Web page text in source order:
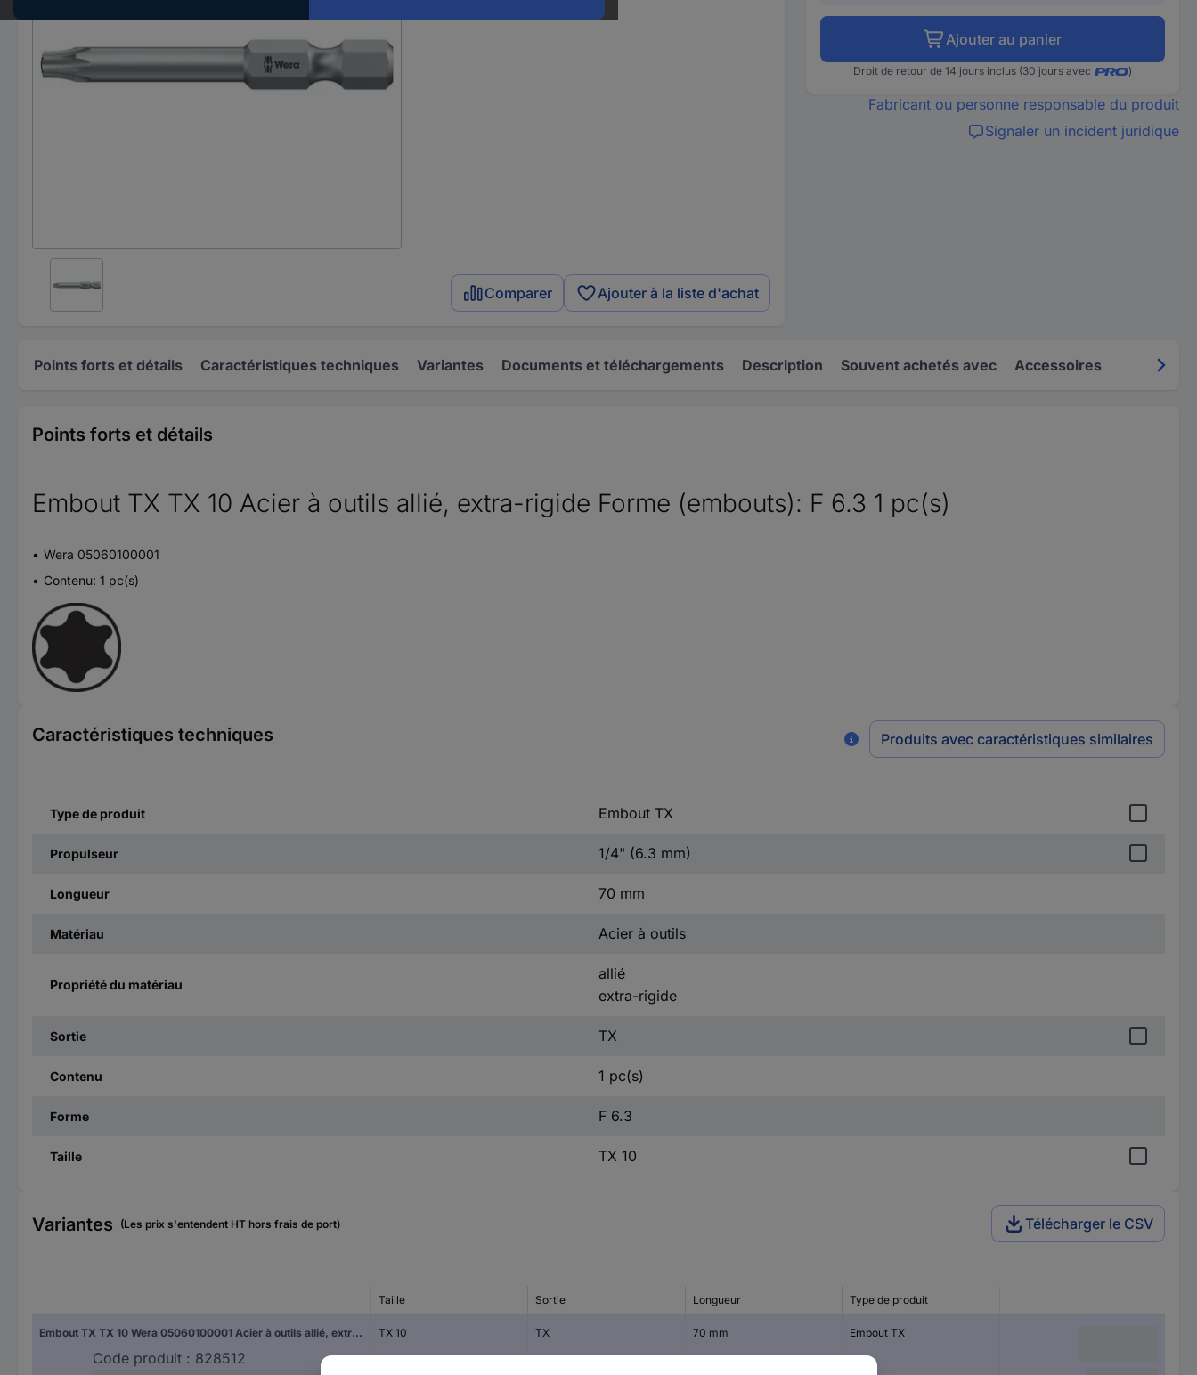
Comparer Ajouter à la liste d'achat
Ajouter au panier
Droit de retour de 14 jours inclus (30 jours avec )
Fabricant ou personne responsable du produit
Signaler un incident juridique
Points forts et détails Caractéristiques techniques Variantes Documents et téléchargements Description Souvent achetés avec Accessoires
Points forts et détails
Embout TX TX 10 Acier à outils allié, extra-rigide Forme (embouts): F 6.3 1 pc(s)
Wera 05060100001
Contenu: 1 pc(s)
Caractéristiques techniques Produits avec caractéristiques similaires
Type de produit Embout TX
Propulseur 1/4" (6.3 mm)
Longueur 70 mm
Matériau Acier à outils
Propriété du matériau
allié
extra-rigide
Sortie TX
Contenu 1 pc(s)
Forme F 6.3
Taille TX 10
Variantes (Les prix s'entendent HT hors frais de port) Télécharger le CSV
Taille Sortie Longueur Type de produit
Embout TX TX 10 Wera 05060100001 Acier à outils allié, extra-rigide Forme (embouts): F 6.3 1 pc(s)
Code produit : 828512
TX 10 TX 70 mm Embout TX